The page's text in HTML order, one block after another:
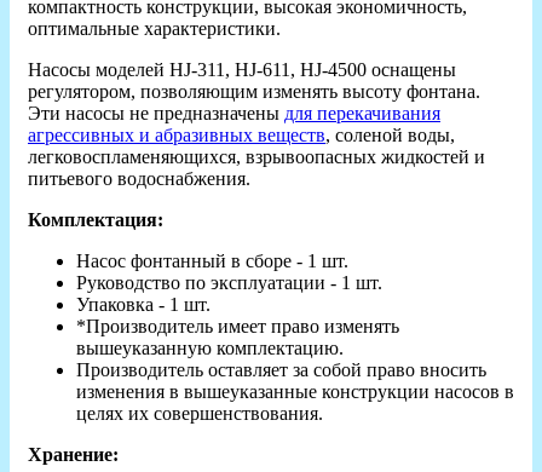
компактность конструкции, высокая экономичность,
оптимальные характеристики.
Насосы моделей HJ-311, HJ-611, HJ-4500 оснащены
регулятором, позволяющим изменять высоту фонтана.
Эти насосы не предназначены для перекачивания
агрессивных и абразивных веществ, соленой воды,
легковоспламеняющихся, взрывоопасных жидкостей и
питьевого водоснабжения.
Комплектация:
Насос фонтанный в сборе - 1 шт.
Руководство по эксплуатации - 1 шт.
Упаковка - 1 шт.
*Производитель имеет право изменять
вышеуказанную комплектацию.
Производитель оставляет за собой право вносить
изменения в вышеуказанные конструкции насосов в
целях их совершенствования.
Хранение: